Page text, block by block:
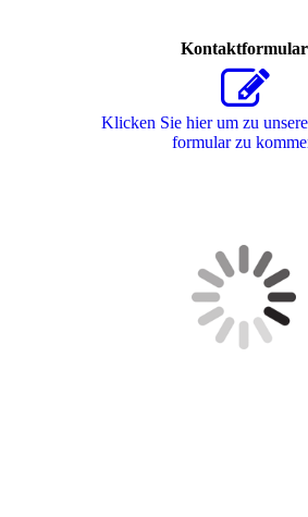
Kontaktformular
Klicken Sie hier um zu
for­mu­lar zu